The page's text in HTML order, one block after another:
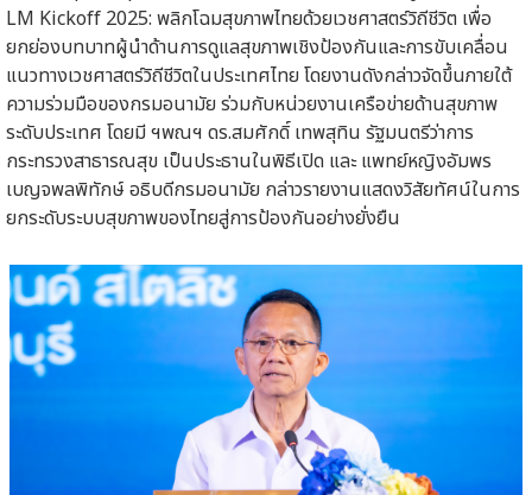
LM Kickoff 2025: พลิกโฉมสุขภาพไทยด้วยเวชศาสตร์วิถีชีวิต เพื่อ
ยกย่องบทบาทผู้นำด้านการดูแลสุขภาพเชิงป้องกันและการขับเคลื่อน
แนวทางเวชศาสตร์วิถีชีวิตในประเทศไทย โดยงานดังกล่าวจัดขึ้นภายใต้
ความร่วมมือของกรมอนามัย ร่วมกับหน่วยงานเครือข่ายด้านสุขภาพ
ระดับประเทศ โดยมี ฯพณฯ ดร.สมศักดิ์ เทพสุทิน รัฐมนตรีว่าการ
กระทรวงสาธารณสุข เป็นประธานในพิธีเปิด และ แพทย์หญิงอัมพร
เบญจพลพิทักษ์ อธิบดีกรมอนามัย กล่าวรายงานแสดงวิสัยทัศน์ในการ
ยกระดับระบบสุขภาพของไทยสู่การป้องกันอย่างยั่งยืน